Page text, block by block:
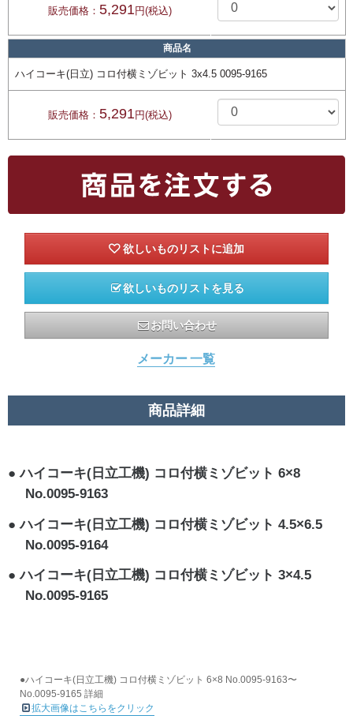
販売価格： 5,291 円(税込)
商品名
ハイコーキ(日立) コロ付横ミゾビット 3x4.5 0095-9165
販売価格： 5,291 円(税込)
欲しいものリストを見る
お問い合わせ
メーカー 一覧
商品詳細
ハイコーキ(日立工機) コロ付横ミゾビット 6×8
No.0095-9163
ハイコーキ(日立工機) コロ付横ミゾビット 4.5×6.5
No.0095-9164
ハイコーキ(日立工機) コロ付横ミゾビット 3×4.5
No.0095-9165
●ハイコーキ(日立工機) コロ付横ミゾビット 6×8 No.0095-9163〜
No.0095-9165 詳細
拡大画像はこちらをクリック